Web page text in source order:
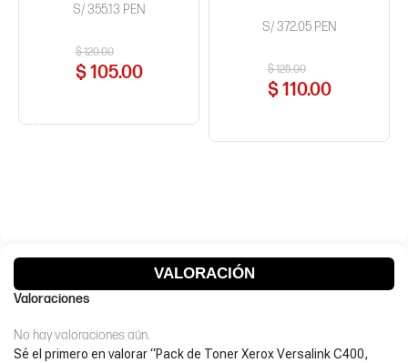
$120.00
$105.00
S/ 355.13 PEN
$125.00
$110.00
S/ 372.05 PEN
VALORACIÓN
Valoraciones
No hay valoraciones aún.
Sé el primero en valorar “Pack de Toner Xerox Versalink C400,